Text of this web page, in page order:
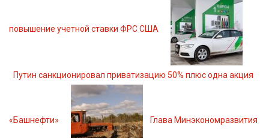
повышение учетной ставки ФРС США
Путин санкционировал приватизацию 50% плюс одна акция
«Башнефти» Глава Минэкономразвития